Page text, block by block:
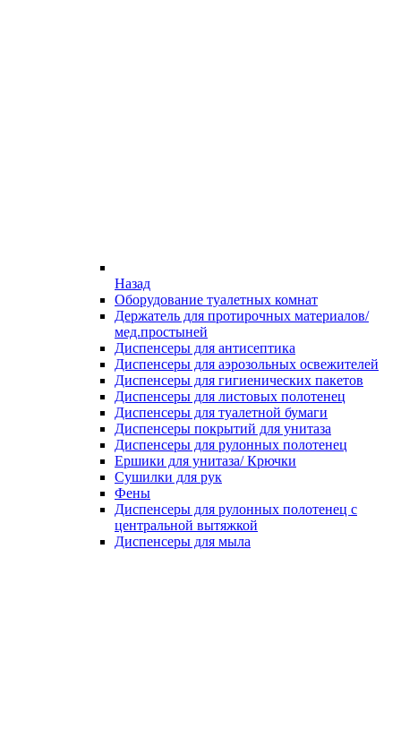
Назад
Оборудование туалетных комнат
Держатель для протирочных материалов/
мед.простыней
Диспенсеры для антисептика
Диспенсеры для аэрозольных освежителей
Диспенсеры для гигиенических пакетов
Диспенсеры для листовых полотенец
Диспенсеры для туалетной бумаги
Диспенсеры покрытий для унитаза
Диспенсеры для рулонных полотенец
Ершики для унитаза/ Крючки
Сушилки для рук
Фены
Диспенсеры для рулонных полотенец с
центральной вытяжкой
Диспенсеры для мыла